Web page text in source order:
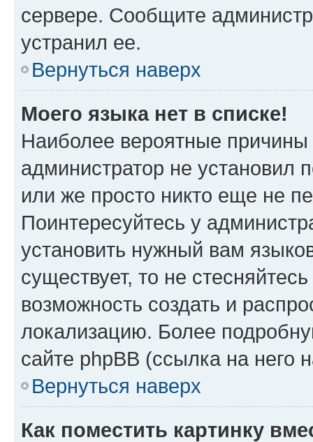
сервере. Сообщите
устранил ее.
Вернуться наверх
Моего языка нет в списке!
Наиболее вероятные причины
администратор не установил
или же просто никто еще не
Поинтересуйтесь у
установить нужный вам
существует, то не
возможность создать и
локализацию. Более
сайте phpBB (ссылка на него
Вернуться наверх
Как поместить картинку